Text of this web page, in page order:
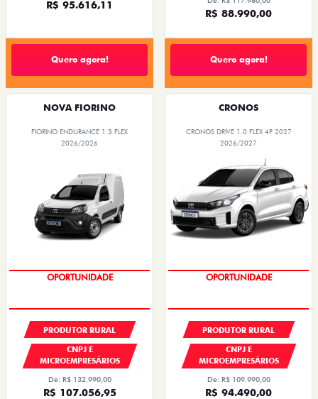
R$ 95.616,11
Quero agora!
R$ 88.990,00
Quero agora!
NOVA FIORINO
FIORINO ENDURANCE 1.3 FLEX
2026/2026
PRODUTOR RURAL
CNPJ E
MICROEMPRESÁRIOS
De: R$ 132.990,00
R$ 107.056,95
CRONOS
CRONOS DRIVE 1.0 FLEX 4P 2027
2026/2027
PRODUTOR RURAL
CNPJ E
MICROEMPRESÁRIOS
De: R$ 109.990,00
R$ 94.490,00